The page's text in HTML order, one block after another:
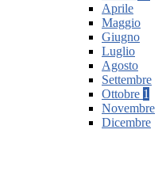
Aprile
Maggio
Giugno
Luglio
Agosto
Settembre
Ottobre 1
Novembre
Dicembre